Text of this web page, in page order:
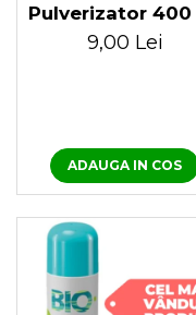
Pulverizator 400
9,00 Lei
ADAUGA IN COS